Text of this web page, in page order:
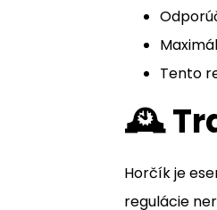
Tento
🕰
Horčík je
regulácie